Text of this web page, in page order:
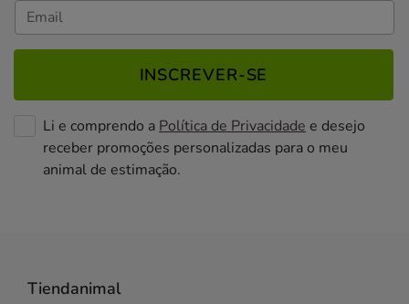
INSCREVER-SE
Li e comprendo a Política de Privacidade e desejo
receber promoções personalizadas para o meu
animal de estimação.
Tiendanimal